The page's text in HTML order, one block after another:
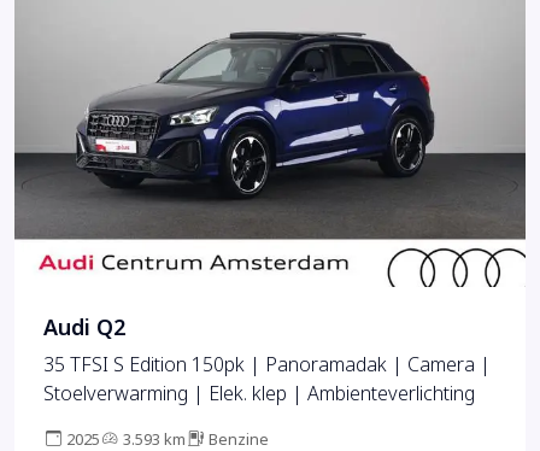
Audi Q2
35 TFSI S Edition 150pk | Panoramadak | Camera |
Stoelverwarming | Elek. klep | Ambienteverlichting
2025 3.593 km Benzine